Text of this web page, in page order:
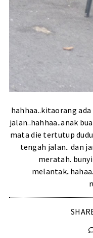
hahhaa..kitaorang
jalan..hahhaa..anak
mata die tertutup
tengah jalan.. dan
meratah.